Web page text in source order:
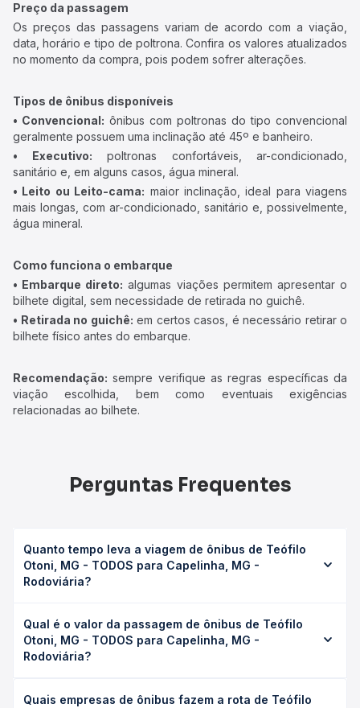
Preço da passagem
Os preços das passagens variam de acordo com a viação,
data, horário e tipo de poltrona. Confira os valores atualizados
no momento da compra, pois podem sofrer alterações.
Tipos de ônibus disponíveis
• Convencional: ônibus com poltronas do tipo convencional
geralmente possuem uma inclinação até 45º e banheiro.
• Executivo: poltronas confortáveis, ar-condicionado,
sanitário e, em alguns casos, água mineral.
• Leito ou Leito-cama: maior inclinação, ideal para viagens
mais longas, com ar-condicionado, sanitário e, possivelmente,
água mineral.
Como funciona o embarque
• Embarque direto: algumas viações permitem apresentar o
bilhete digital, sem necessidade de retirada no guichê.
• Retirada no guichê: em certos casos, é necessário retirar o
bilhete físico antes do embarque.
Recomendação: sempre verifique as regras específicas da
viação escolhida, bem como eventuais exigências
relacionadas ao bilhete.
Perguntas Frequentes
Quanto tempo leva a viagem de ônibus de Teófilo
Otoni, MG - TODOS para Capelinha, MG -
Rodoviária?
Capelinha, MG - Rodoviária leva em média 5h, podendo
variar conforme a viação, o tipo de serviço (convencional,
executivo ou leito) e as condições de tráfego. Na Quero
Qual é o valor da passagem de ônibus de Teófilo
Otoni, MG - TODOS para Capelinha, MG -
Rodoviária?
TODOS para Capelinha, MG - Rodoviária custa em média
Quais empresas de ônibus fazem a rota de Teófilo